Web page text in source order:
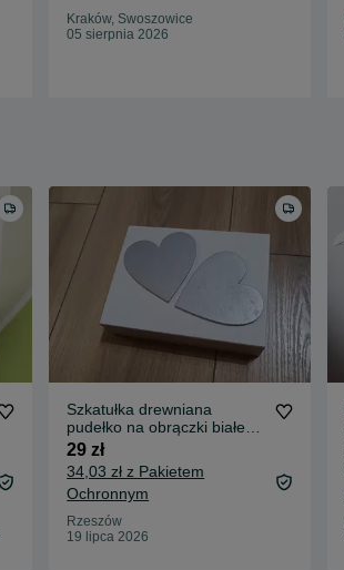
Kraków, Swoszowice
05 sierpnia 2026
Szkatułka drewniana
pudełko na obrączki białe
wesele
29 zł
34,03 zł z Pakietem
Ochronnym
Rzeszów
19 lipca 2026